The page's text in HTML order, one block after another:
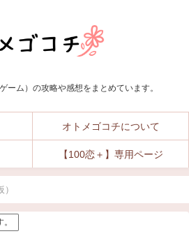
ーム）の攻略や感想をまとめています。
オトメゴコチについて
【100恋＋】専用ページ